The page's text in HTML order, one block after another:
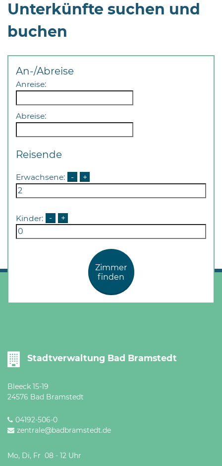
Unterkünfte suchen und
buchen
An-/Abreise
Anreise:
Abreise:
Reisende
Erwachsene: - +
Kinder: - +
Zimmer
finden
Stadtverwaltung Bad Bramstedt
Bleeck 15-19
24576 Bad Bramstedt
04192-506-0
zentrale@badbramstedt.de
Mo, Di, Fr 08 - 12 Uhr